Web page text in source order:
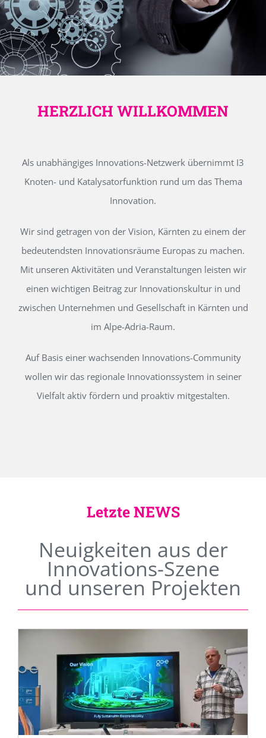
HERZLICH WILLKOMMEN
Als unabhängiges Innovations-Netzwerk übernimmt I3
Knoten- und Katalysatorfunktion rund um das Thema
Innovation.
Wir sind getragen von der Vision, Kärnten zu einem der
bedeutendsten Innovationsräume Europas zu machen.
Mit unseren Aktivitäten und Veranstaltungen leisten wir
einen wichtigen Beitrag zur Innovationskultur in und
zwischen Unternehmen und Gesellschaft in Kärnten und
im Alpe-Adria-Raum.
Auf Basis einer wachsenden Innovations-Community
wollen wir das regionale Innovationssystem in seiner
Vielfalt aktiv fördern und proaktiv mitgestalten.
Letzte NEWS
Neuigkeiten aus der
Innovations-Szene
und unseren Projekten